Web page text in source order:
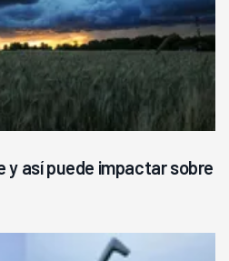
y así puede impactar sobre